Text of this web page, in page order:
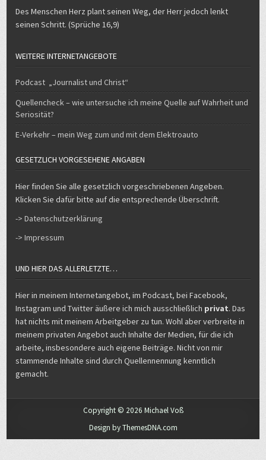
Des Menschen Herz plant seinen Weg, der Herr jedoch lenkt
seinen Schritt. (Sprüche 16,9)
WEITERE INTERNETANGEBOTE
Podcast „Journalist und Christ“
Quellencheck – wie untersuche ich meine Quelle auf Wahrheit und
Seriosität?
E-Verkehr – mein Weg zum und mit dem Elektroauto
GESETZLICH VORGESEHENE ANGABEN
Hier finden Sie alle gesetzlich vorgeschriebenen Angeben.
Klicken Sie dafür bitte auf die entsprechende Überschrift.
-> Datenschutzerklärung
-> Impressum
UND HIER DAS ALLERLETZTE…
Hier in meinem Internetangebot, im Podcast, bei Facebook,
Instagram und Twitter äußere ich mich ausschließlich privat. Das
hat nichts mit meinem Arbeitgeber zu tun. Wohl aber verbreite in
meinem privaten Angebot auch Inhalte der Medien, für die ich
arbeite, insbesondere auch eigene Beiträge. Nicht von mir
stammende Inhalte sind durch Quellennennung kenntlich
gemacht.
Copyright © 2026 Michael Voß
Design by ThemesDNA.com